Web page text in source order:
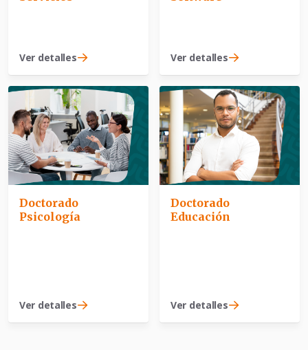
Ver detalles Ver detalles
Doctorado
Psicología
Ver detalles
Doctorado
Educación
Ver detalles